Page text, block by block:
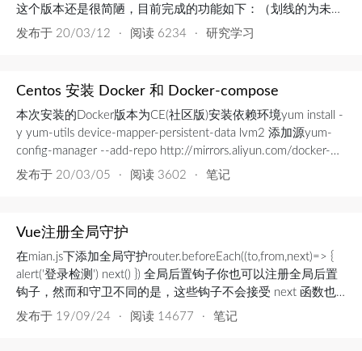
这个版本还是很简陋，目前完成的功能如下：（划线的为未完
成的功能）解析友情链接Markdown语法（因为之前博客一直
应式兼容代码高亮两级评论以及...
发布于 20/03/12 · 阅读 6234 · 研究学习
Centos 安装 Docker 和 Docker-compose
本次安装的Docker版本为CE(社区版)安装依赖环境yum install -
y yum-utils device-mapper-persistent-data lvm2 添加源yum-
config-manager --add-repo http://mirrors.aliyun.com/docker-
ce/linux/centos/docker-ce.repo 更新源缓存yum make...
发布于 20/03/05 · 阅读 3602 · 笔记
Vue注册全局守护
在mian.js下添加全局守护router.beforeEach((to,from,next)=> {
alert('登录检测') next() }) 全局后置钩子你也可以注册全局后置
钩子，然而和守卫不同的是，这些钩子不会接受 next 函数也
不会改变导航本身：router.afterEach((to, from) => { // ... }) 路由
发布于 19/09/24 · 阅读 14677 · 笔记